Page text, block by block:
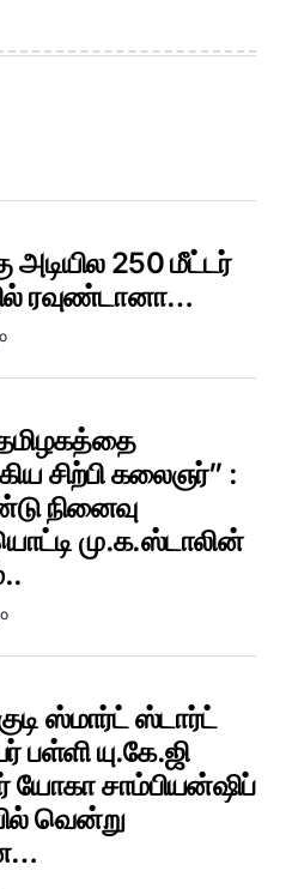
அடியில 250 மீட்டர்
ரவுண்டானா…
சிற்பி கலைஞர்” :
நினைவு
மு.க.ஸ்டாலின்
ஸ்மார்ட் ஸ்டார்ட்
பள்ளி யு.கே.ஜி
சாம்பியன்ஷிப்
வென்று